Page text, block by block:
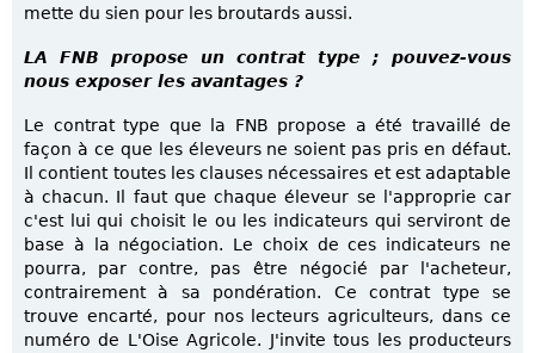
mette du sien pour les broutards aussi.
LA FNB propose un contrat type ; pouvez-vous
nous exposer les avantages ?
Le contrat type que la FNB propose a été travaillé de
façon à ce que les éleveurs ne soient pas pris en défaut.
Il contient toutes les clauses nécessaires et est adaptable
à chacun. Il faut que chaque éleveur se l'approprie car
c'est lui qui choisit le ou les indicateurs qui serviront de
base à la négociation. Le choix de ces indicateurs ne
pourra, par contre, pas être négocié par l'acheteur,
contrairement à sa pondération. Ce contrat type se
trouve encarté, pour nos lecteurs agriculteurs, dans ce
numéro de L'Oise Agricole. J'invite tous les producteurs